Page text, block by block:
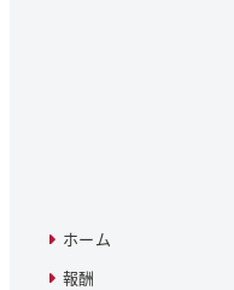
ホーム
報酬